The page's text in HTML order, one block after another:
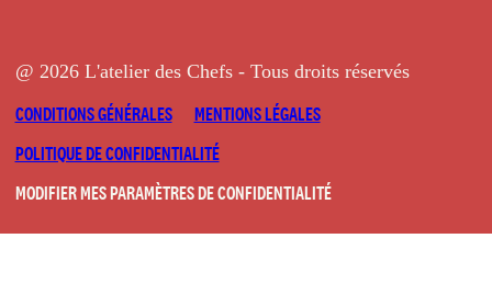
@ 2026 L'atelier des Chefs - Tous droits réservés
CONDITIONS GÉNÉRALES
MENTIONS LÉGALES
POLITIQUE DE CONFIDENTIALITÉ
MODIFIER MES PARAMÈTRES DE CONFIDENTIALITÉ